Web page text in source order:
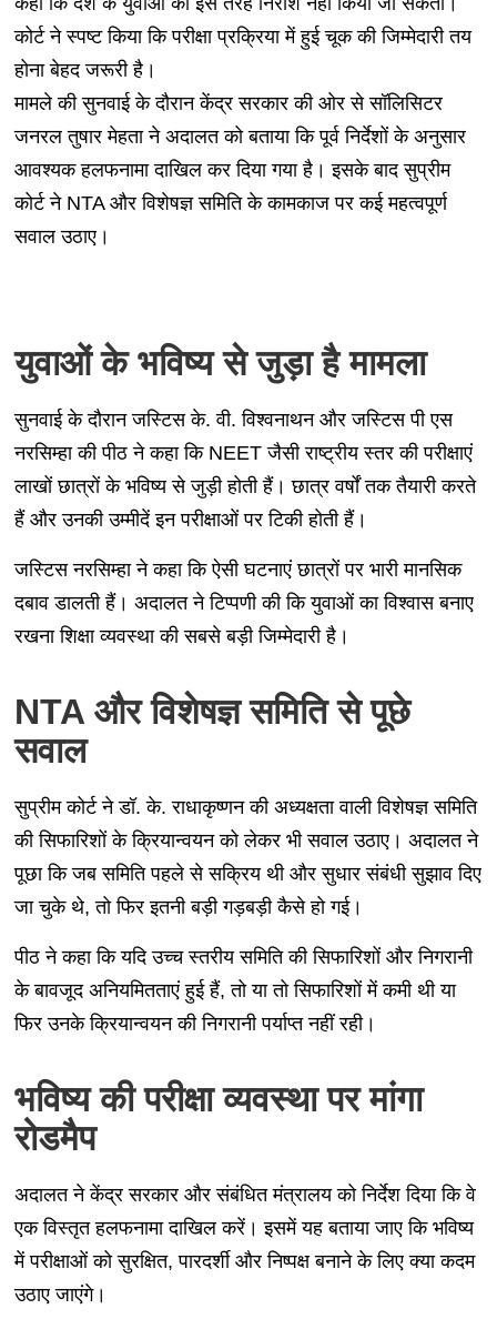
कोर्ट ने स्पष्ट किया कि परीक्षा प्रक्रिया में हुई चूक की जिम्मेदारी तय
होना बेहद जरूरी है।
मामले की सुनवाई के दौरान केंद्र सरकार की ओर से सॉलिसिटर
जनरल तुषार मेहता ने अदालत को बताया कि पूर्व निर्देशों के अनुसार
आवश्यक हलफनामा दाखिल कर दिया गया है। इसके बाद सुप्रीम
कोर्ट ने NTA और विशेषज्ञ समिति के कामकाज पर कई महत्वपूर्ण
सवाल उठाए।
युवाओं के भविष्य से जुड़ा है मामला
सुनवाई के दौरान जस्टिस के. वी. विश्वनाथन और जस्टिस पी एस
नरसिम्हा की पीठ ने कहा कि NEET जैसी राष्ट्रीय स्तर की परीक्षाएं
लाखों छात्रों के भविष्य से जुड़ी होती हैं। छात्र वर्षों तक तैयारी करते
हैं और उनकी उम्मीदें इन परीक्षाओं पर टिकी होती हैं।
जस्टिस नरसिम्हा ने कहा कि ऐसी घटनाएं छात्रों पर भारी मानसिक
दबाव डालती हैं। अदालत ने टिप्पणी की कि युवाओं का विश्वास बनाए
रखना शिक्षा व्यवस्था की सबसे बड़ी जिम्मेदारी है।
NTA और विशेषज्ञ समिति से पूछे
सवाल
सुप्रीम कोर्ट ने डॉ. के. राधाकृष्णन की अध्यक्षता वाली विशेषज्ञ समिति
की सिफारिशों के क्रियान्वयन को लेकर भी सवाल उठाए। अदालत ने
पूछा कि जब समिति पहले से सक्रिय थी और सुधार संबंधी सुझाव दिए
जा चुके थे, तो फिर इतनी बड़ी गड़बड़ी कैसे हो गई।
पीठ ने कहा कि यदि उच्च स्तरीय समिति की सिफारिशों और निगरानी
के बावजूद अनियमितताएं हुई हैं, तो या तो सिफारिशों में कमी थी या
फिर उनके क्रियान्वयन की निगरानी पर्याप्त नहीं रही।
भविष्य की परीक्षा व्यवस्था पर मांगा
रोडमैप
अदालत ने केंद्र सरकार और संबंधित मंत्रालय को निर्देश दिया कि वे
एक विस्तृत हलफनामा दाखिल करें। इसमें यह बताया जाए कि भविष्य
में परीक्षाओं को सुरक्षित, पारदर्शी और निष्पक्ष बनाने के लिए क्या कदम
उठाए जाएंगे।